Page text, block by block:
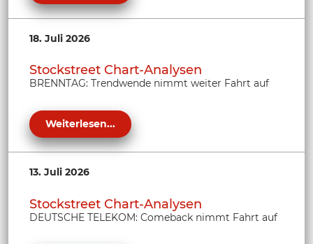
18. Juli 2026
Stockstreet Chart-Analysen
BRENNTAG: Trendwende nimmt weiter Fahrt auf
Weiterlesen...
13. Juli 2026
Stockstreet Chart-Analysen
DEUTSCHE TELEKOM: Comeback nimmt Fahrt auf